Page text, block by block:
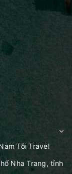
Tôi Travel
Nha Trang, tỉnh